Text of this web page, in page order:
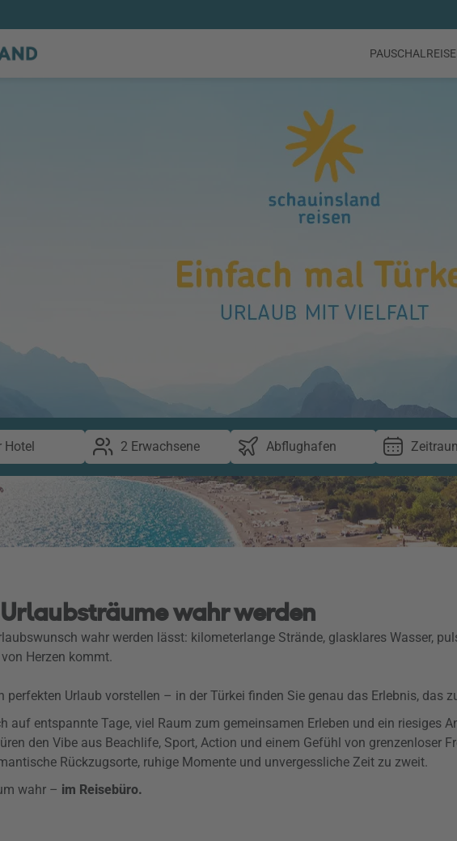
Hotel 2 Erwachsene Abflughafen
wahr werden
wahr werden lässt: kilometerlange Strände, glasklares Wasser,
Herzen kommt.
perfekten Urlaub vorstellen – in der Türkei finden Sie genau das Erlebnis, das
auf entspannte Tage, viel Raum zum gemeinsamen Erleben und ein riesiges
den Vibe aus Beachlife, Sport, Action und einem Gefühl von grenzenloser
Rückzugsorte, ruhige Momente und unvergessliche Zeit zu zweit.
wahr – im Reisebüro.